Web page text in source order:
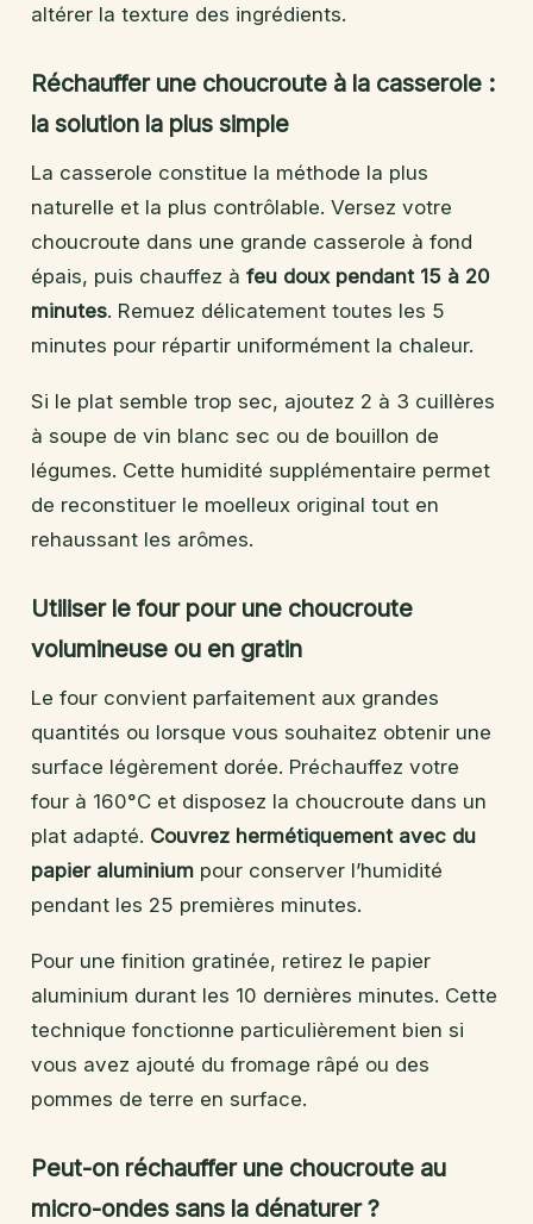
altérer la texture des ingrédients.
Réchauffer une choucroute à la casserole :
la solution la plus simple
La casserole constitue la méthode la plus
naturelle et la plus contrôlable. Versez votre
choucroute dans une grande casserole à fond
épais, puis chauffez à feu doux pendant 15 à 20
minutes. Remuez délicatement toutes les 5
minutes pour répartir uniformément la chaleur.
Si le plat semble trop sec, ajoutez 2 à 3 cuillères
à soupe de vin blanc sec ou de bouillon de
légumes. Cette humidité supplémentaire permet
de reconstituer le moelleux original tout en
rehaussant les arômes.
Utiliser le four pour une choucroute
volumineuse ou en gratin
Le four convient parfaitement aux grandes
quantités ou lorsque vous souhaitez obtenir une
surface légèrement dorée. Préchauffez votre
four à 160°C et disposez la choucroute dans un
plat adapté. Couvrez hermétiquement avec du
papier aluminium pour conserver l’humidité
pendant les 25 premières minutes.
Pour une finition gratinée, retirez le papier
aluminium durant les 10 dernières minutes. Cette
technique fonctionne particulièrement bien si
vous avez ajouté du fromage râpé ou des
pommes de terre en surface.
Peut-on réchauffer une choucroute au
micro-ondes sans la dénaturer ?